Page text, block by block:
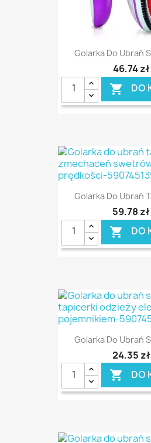
Golarka Do Ubrań
46,74 zł
 DO
Golarka Do Ubrań
59,78 zł
 DO
Golarka Do Ubrań
24,35 zł
 DO